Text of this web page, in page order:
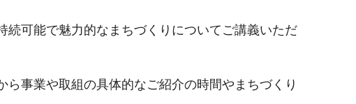
可能で魅力的なまちづくりについてご講義いただ
事業や取組の具体的なご紹介の時間やまちづくり